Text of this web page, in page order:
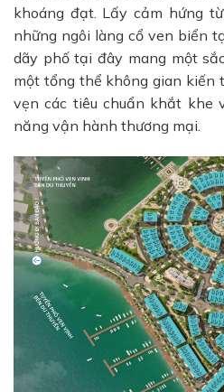
khoáng đạt. Lấy cảm hứng
những ngôi làng cổ ven biển
dãy phố tại đây mang một
một tổng thể không gian kiến
vẹn các tiêu chuẩn khắt khe
năng vận hành thương mại.